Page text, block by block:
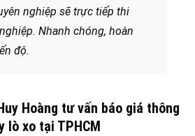
nghiệp sẽ trực tiếp thi
Nhanh chóng, hoàn
độ.
Hoàng tư vấn báo giá thông
lò xo tại TPHCM